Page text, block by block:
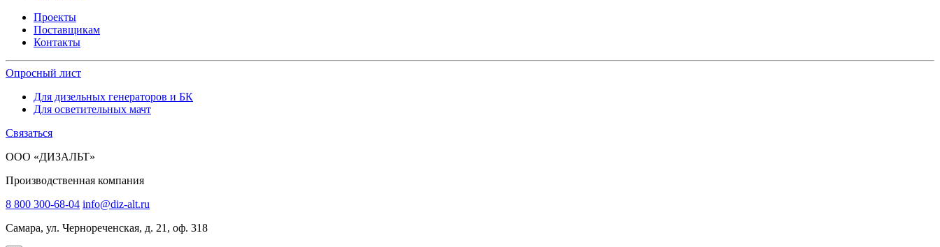
Проекты
Поставщикам
Контакты
Опросный лист
Для дизельных генераторов и БК
Для осветительных мачт
Связаться
ООО «ДИЗАЛЬТ»
Производственная компания
8 800 300-68-04 info@diz-alt.ru
Самара, ул. Чернореченская, д. 21, оф. 318